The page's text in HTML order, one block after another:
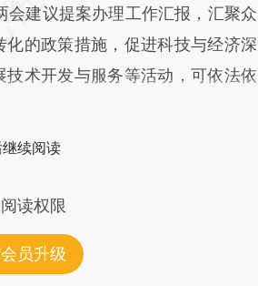
会建议提案办理工作汇报，汇聚众
的政策措施，促进科技与经济深
术开发与服务等活动，可依法依
继续阅读
读权限
员升级